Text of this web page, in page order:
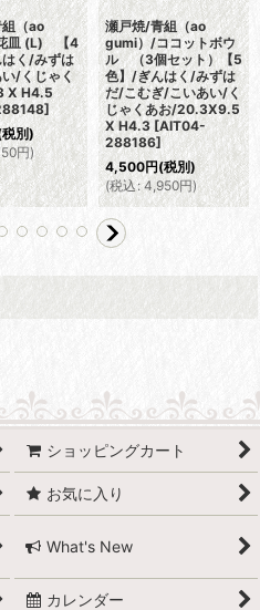
（ao
皿 (L) 【4
く/みずは
/くじゃく
X H4.5
]
別)
円)
瀬戸焼/青組（ao
gumi）/ココットボウ
ル （3個セット）【5
色】/ぎんはく/みずは
だ/こむぎ/こいあい/く
じゃくあお/20.3X9.5
X H4.3 [AIT04-
288186]
4,500円(税別)
(税込: 4,950円)
ショッピングカート
お気に入り
What's New
カレンダー